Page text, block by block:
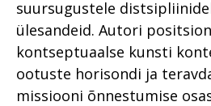
suursugustele
ülesandeid. Autori
kontseptuaalse kunsti
ootuste horisondi ja
missiooni õnnestumise